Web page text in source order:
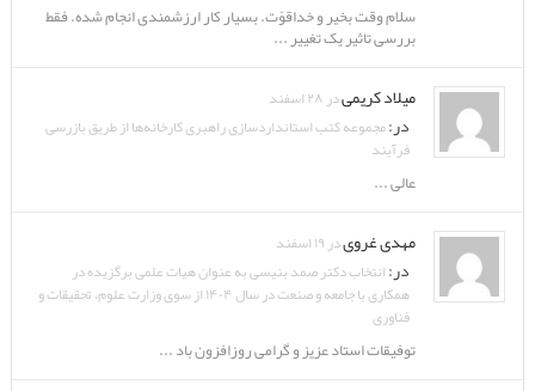
سلام وقت بخیر و خداقوّت. بسیار کار ارزشمندی انجام شده. فقط
بررسی تاثیر یک تغییر ...
میلاد کریمیدر ۲۸ اسفند
در:مجموعه کتب استانداردسازی راهبری کارخانه‌ها از طریق بازرسی
فرآیند
عالی ...
مهدی غرویدر ۱۹ اسفند
در:انتخاب دکتر صمد بنیسی به عنوان هیات علمی برگزیده در
همکاری با جامعه و صنعت در سال ۱۴۰۴ از سوی وزارت علوم، تحقیقات و
فناوری
توفیقات استاد عزیز و گرامی روزافزون باد ...